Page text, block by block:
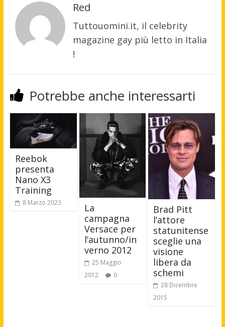
Red
Tuttouomini.it, il celebrity
magazine gay più letto in Italia
!
Potrebbe anche interessarti
Reebok
presenta
Nano X3
Training
8 Marzo 2023
La
campagna
Versace per
l’autunno/in
verno 2012
25 Maggio
2012
0
Brad Pitt
l’attore
statunitense
sceglie una
visione
libera da
schemi
28 Dicembre
2015